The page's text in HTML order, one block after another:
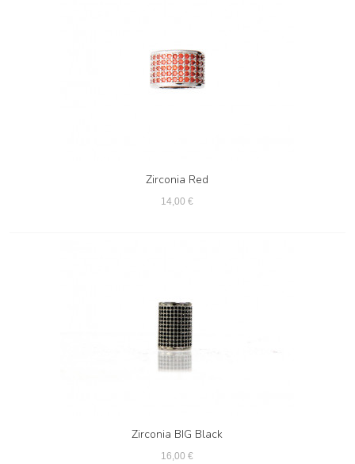
Zirconia Red
14,00 €
Zirconia BIG Black
16,00 €